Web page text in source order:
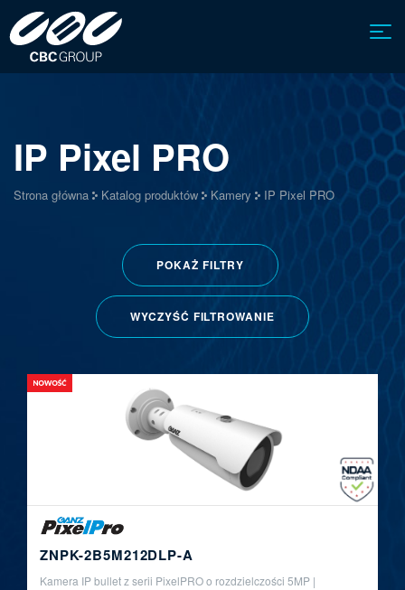
IP Pixel PRO
Strona główna Katalog produktów Kamery IP Pixel PRO
POKAŻ FILTRY
WYCZYŚĆ FILTROWANIE
ZNPK-2B5M212DLP-A
Kamera IP bullet z serii PixelPRO o rozdzielczości 5MP |